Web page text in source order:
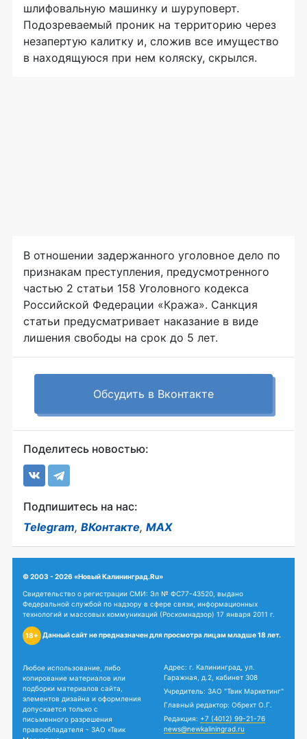
шлифовальную машинку и шуруповерт.
Подозреваемый проник на территорию через
незапертую калитку и, сложив все имущество
в находящуюся при нем коляску, скрылся.
В отношении задержанного уголовное дело по
признакам преступления, предусмотренного
частью 2 статьи 158 Уголовного кодекса
Российской Федерации «Кража». Санкция
статьи предусматривает наказание в виде
лишения свободы на срок до 5 лет.
Обсудить в Вконтакте
Поделитесь новостью:
Подпишитесь на нас:
Telegram, ВКонтакте, MAX
© 2003 - 2026 «Новый Калининград.Ru»
Свидетельство о регистрации СМИ: Эл № ФС77-43520, выдано
Федеральной службой по надзору в сфере связи, информационных
технологий и массовых коммуникаций (Роскомнадзор) 17 января 2011 г.
18+ Данный сайт не предназначен для просмотра лицам младше 18 лет.
Любое использование, либо
копирование материалов или
подборки материалов сайта,
элементов дизайна и оформления
допускается только с
письменного разрешения
правообладателя - ЗАО «Твик
Адрес: г. Калининград, ул.
Гаражная, д.2, кабинет 308
Учредитель: ЗАО "Твик Маркетинг"
Главный редактор: Обрехт О.Г.
Редакция: +7 (4012) 99-21-76
news@newkaliningrad.ru